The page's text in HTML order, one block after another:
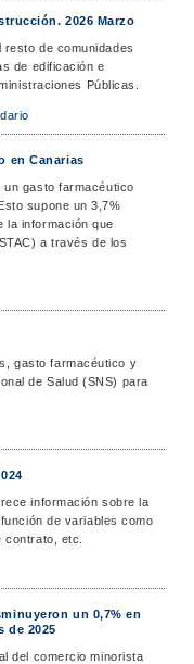
2026 Marzo
de comunidades
de edificación e
Públicas.
en Canarias
un gasto farmacéutico
supone un 3,7%
la información que
a través de los
gasto farmacéutico y
de Salud (SNS) para
información sobre la
de variables como
etc.
un 0,7% en
de 2025
del comercio minorista